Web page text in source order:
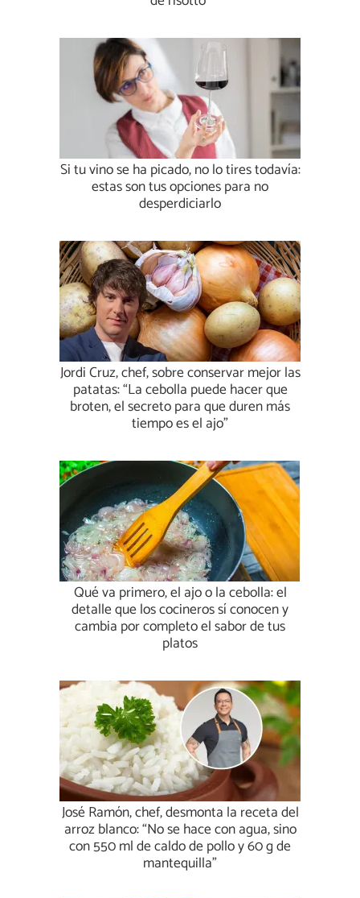
Si tu vino se ha picado, no lo tires todavía:
estas son tus opciones para no
desperdiciarlo
Jordi Cruz, chef, sobre conservar mejor las
patatas: “La cebolla puede hacer que
broten, el secreto para que duren más
tiempo es el ajo”
Qué va primero, el ajo o la cebolla: el
detalle que los cocineros sí conocen y
cambia por completo el sabor de tus
platos
José Ramón, chef, desmonta la receta del
arroz blanco: “No se hace con agua, sino
con 550 ml de caldo de pollo y 60 g de
mantequilla”